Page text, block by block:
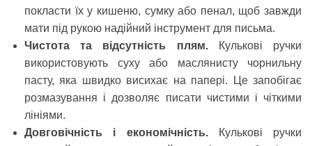
покласти їх у кишеню, сумку або пенал, щоб завжди
мати під рукою надійний інструмент для письма.
Чистота та відсутність плям.
Кулькові ручки
використовують суху або маслянисту чорнильну
пасту, яка швидко висихає на папері. Це запобігає
розмазування і дозволяє писати чистими і чіткими
лініями.
Довговічність і економічність.
Кулькові ручки